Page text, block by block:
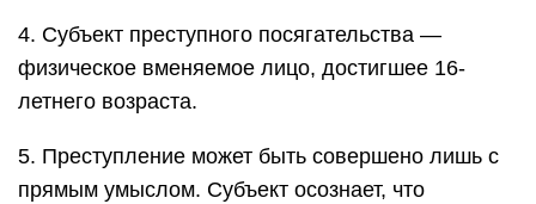
4. Субъект преступного посягательства —
физическое вменяемое лицо, достигшее 16-
летнего возраста.
5. Преступление может быть совершено лишь с
прямым умыслом. Субъект осознает, что